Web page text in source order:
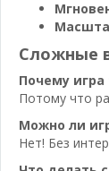
Сложные
Почему игра
Потому что
Можно ли
Нет! Без